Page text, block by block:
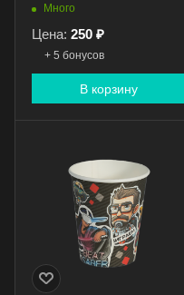
Много
Цена: 250 ₽
+ 5 бонусов
В корзину